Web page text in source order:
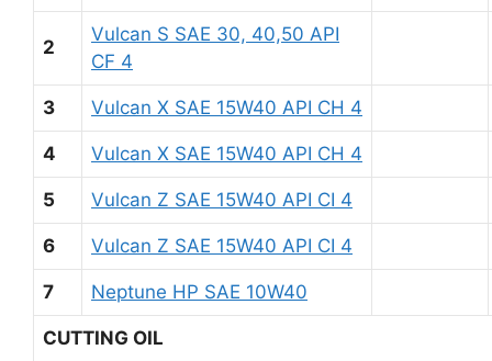
2
Vulcan S SAE 30, 40,50 API
CF 4
3 Vulcan X SAE 15W40 API CH 4
4 Vulcan X SAE 15W40 API CH 4
5 Vulcan Z SAE 15W40 API CI 4
6 Vulcan Z SAE 15W40 API CI 4
7 Neptune HP SAE 10W40
CUTTING OIL